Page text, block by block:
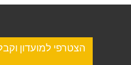
הצטרפי למועדון